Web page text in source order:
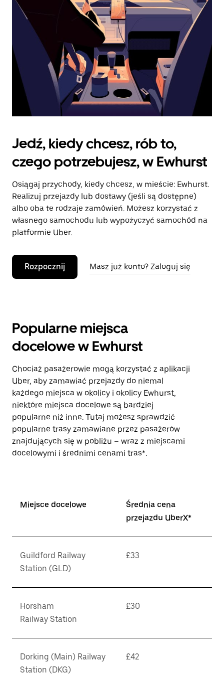
kalendarz.
Jedź, kiedy chcesz, rób to,
czego potrzebujesz, w Ewhurst
Osiągaj przychody, kiedy chcesz, w mieście: Ewhurst.
Realizuj przejazdy lub dostawy (jeśli są dostępne)
albo oba te rodzaje zamówień. Możesz korzystać z
własnego samochodu lub wypożyczyć samochód na
platformie Uber.
Rozpocznij Masz już konto? Zaloguj się
Popularne miejsca
docelowe w Ewhurst
Chociaż pasażerowie mogą korzystać z aplikacji
Uber, aby zamawiać przejazdy do niemal
każdego miejsca w okolicy i okolicy Ewhurst,
niektóre miejsca docelowe są bardziej
popularne niż inne. Tutaj możesz sprawdzić
popularne trasy zamawiane przez pasażerów
znajdujących się w pobliżu – wraz z miejscami
docelowymi i średnimi cenami tras*.
Miejsce docelowe
Średnia cena
przejazdu UberX*
Guildford Railway
Station (GLD)
£33
Horsham
Railway Station
£30
Dorking (Main) Railway
Station (DKG)
£42